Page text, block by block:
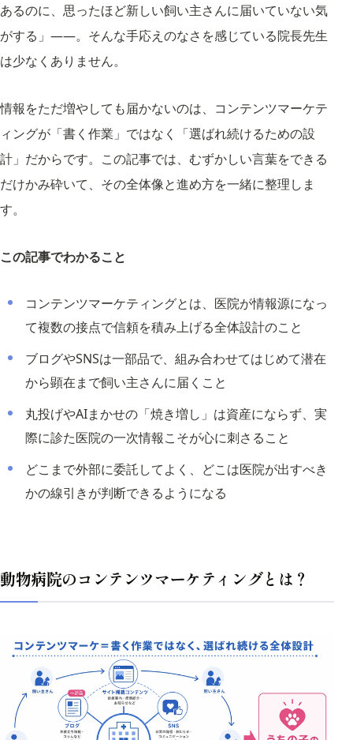
あるのに、思ったほど新しい飼い主さんに届いていない気
がする」——。そんな手応えのなさを感じている院長先生
は少なくありません。
情報をただ増やしても届かないのは、コンテンツマーケテ
ィングが「書く作業」ではなく「選ばれ続けるための設
計」だからです。この記事では、むずかしい言葉をできる
だけかみ砕いて、その全体像と進め方を一緒に整理しま
す。
この記事でわかること
コンテンツマーケティングとは、医院が情報源になっ
て複数の接点で信頼を積み上げる全体設計のこと
ブログやSNSは一部品で、組み合わせてはじめて潜在
から顕在まで飼い主さんに届くこと
丸投げやAIまかせの「焼き増し」は資産にならず、実
際に診た医院の一次情報こそが心に刺さること
どこまで外部に委託してよく、どこは医院が出すべき
かの線引きが判断できるようになる
動物病院のコンテンツマーケティングとは？